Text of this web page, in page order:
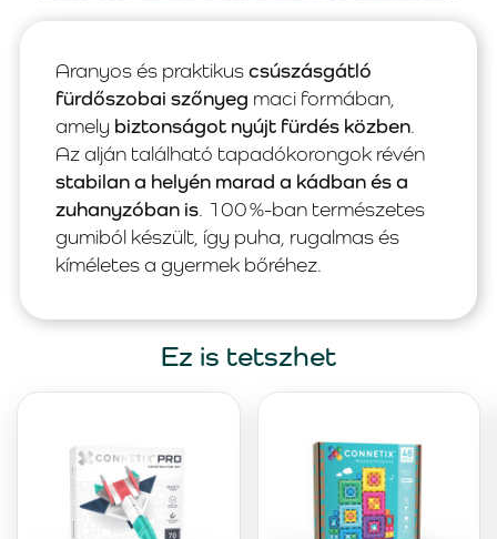
Aranyos és praktikuscsúszásgátló
fürdőszobai szőnyeg maci formában,
amely biztonságot nyújt fürdés közben.
Az alján található tapadókorongok révén
stabilan a helyén marad a kádban és a
zuhanyzóban is. 100 %-ban természetes
gumiból készült, így puha, rugalmas és
kíméletes a gyermek bőréhez.
Ez is tetszhet